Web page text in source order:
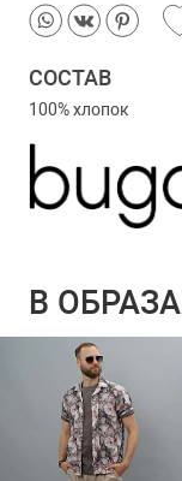
СОСТАВ
100% хлопок
В